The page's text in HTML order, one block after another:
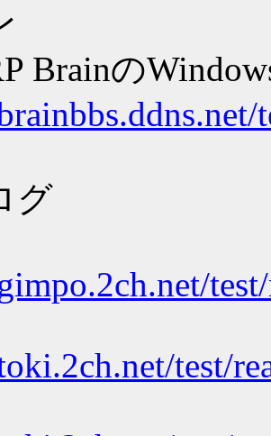
Brainの
グ
test/